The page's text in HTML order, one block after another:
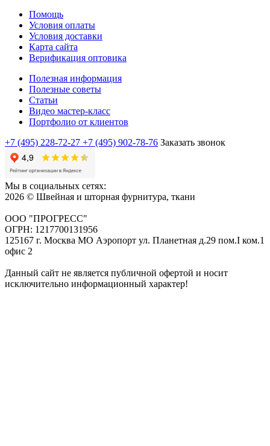
Помощь
Условия оплаты
Условия доставки
Карта сайта
Верификация оптовика
Полезная информация
Полезные советы
Статьи
Видео мастер-класс
Портфолио от клиентов
+7 (495) 228-72-27 +7 (495) 902-78-76 Заказать звонок
Мы в социальных сетях:
2026 © Швейная и шторная фурнитура, ткани
ООО "ПРОГРЕСС"
ОГРН: 1217700131956
125167 г. Москва МО Аэропорт ул. Планетная д.29 пом.I ком.1
офис 2
Данный сайт не является публичной офертой и носит
исключительно информационный характер!